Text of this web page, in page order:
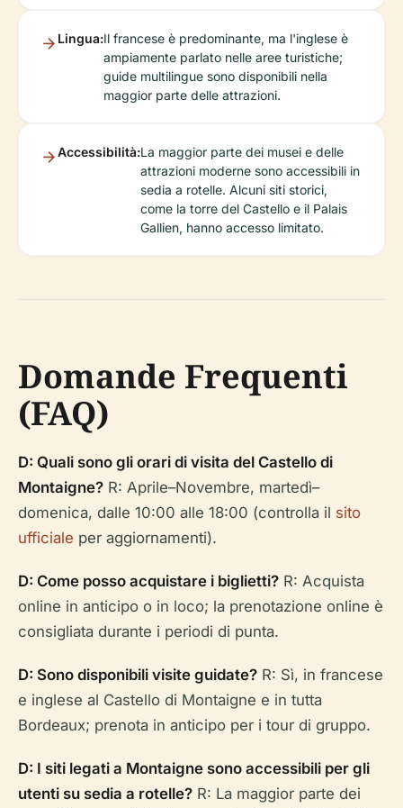
Lingua:Il francese è predominante, ma l'inglese è
ampiamente parlato nelle aree turistiche;
guide multilingue sono disponibili nella
maggior parte delle attrazioni.
Accessibilità:La maggior parte dei musei e delle
attrazioni moderne sono accessibili in
sedia a rotelle. Alcuni siti storici,
come la torre del Castello e il Palais
Gallien, hanno accesso limitato.
Domande Frequenti
(FAQ)
D: Quali sono gli orari di visita del Castello di
Montaigne? R: Aprile–Novembre, martedì–
domenica, dalle 10:00 alle 18:00 (controlla il sito
ufficiale per aggiornamenti).
D: Come posso acquistare i biglietti? R: Acquista
online in anticipo o in loco; la prenotazione online è
consigliata durante i periodi di punta.
D: Sono disponibili visite guidate? R: Sì, in francese
e inglese al Castello di Montaigne e in tutta
Bordeaux; prenota in anticipo per i tour di gruppo.
D: I siti legati a Montaigne sono accessibili per gli
utenti su sedia a rotelle? R: La maggior parte dei